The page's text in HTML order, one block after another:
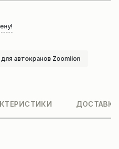
для автокранов Zoomlion